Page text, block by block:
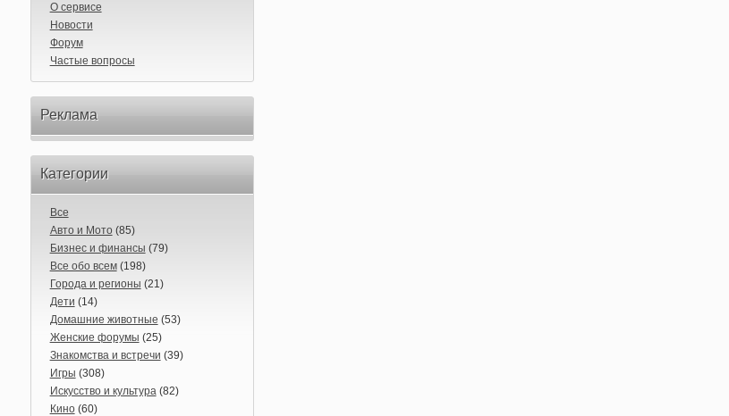
О сервисе
Новости
Форум
Частые вопросы
Реклама
Категории
Все
Авто и Мото(85)
Бизнес и финансы (79)
Все обо всем(198)
Города и регионы (21)
Дети (14)
Домашние животные (53)
Женские форумы (25)
Знакомства и встречи (39)
Игры (308)
Искусство и культура(82)
Кино(60)